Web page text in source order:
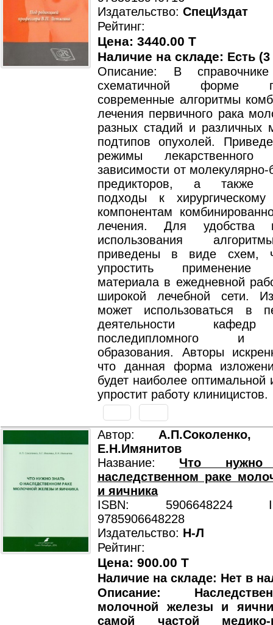
Издательство: СпецИздат
Рейтинг:
Цена: 3440.00 T
Наличие на складе: Есть
Описание: В
схематичной форме
современные алгоритмы
лечения первичного рака
разных стадий и различных
подтипов опухолей.
режимы
зависимости от молекулярно-
предикторов, а также
подходы к
компонентам
лечения. Для удобства
использования
приведены в виде схем,
упростить применение
материала в ежедневной
широкой лечебной сети.
может использоваться в
деятельности кафедр
последипломного и
образования. Авторы
что данная форма
будет наиболее оптимальной
упростит работу клиницистов.
Автор: А.П.Соколенко,
Е.Н.Имянитов
Название: Что
наследственном раке
и яичника
ISBN: 5906648224
9785906648228
Издательство: Н-Л
Рейтинг:
Цена: 900.00 T
Наличие на складе: Нет в
Описание:
молочной железы и
самой частой медико-